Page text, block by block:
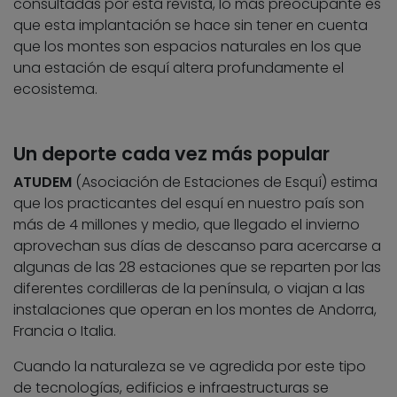
que esta implantación se hace sin tener en cuenta
que los montes son espacios naturales en los que
una estación de esquí altera profundamente el
ecosistema.
Un deporte cada vez más popular
ATUDEM (Asociación de Estaciones de Esquí) estima
que los practicantes del esquí en nuestro país son
más de 4 millones y medio, que llegado el invierno
aprovechan sus días de descanso para acercarse a
algunas de las 28 estaciones que se reparten por las
diferentes cordilleras de la península, o viajan a las
instalaciones que operan en los montes de Andorra,
Francia o Italia.
Cuando la naturaleza se ve agredida por este tipo
de tecnologías, edificios e infraestructuras se